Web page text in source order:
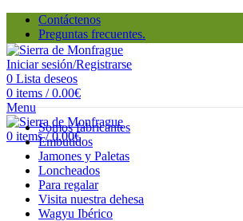
Contáctenos
Preguntas frecuentes.
Iniciar sesión/Registrarse
0 Lista deseos
0 items / 0.00€
Menu
0 items / 0.00€
Somos fabricantes
Embutidos
Jamones y Paletas
Loncheados
Para regalar
Visita nuestra dehesa
Wagyu Ibérico